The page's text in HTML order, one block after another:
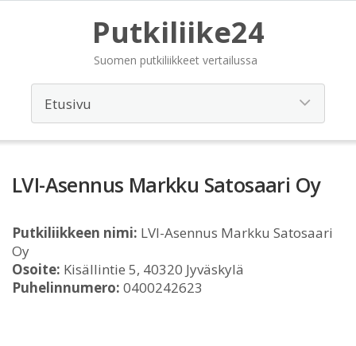
Putkiliike24
Suomen putkiliikkeet vertailussa
LVI-Asennus Markku Satosaari Oy
Putkiliikkeen nimi: LVI-Asennus Markku Satosaari
Oy
Osoite: Kisällintie 5, 40320 Jyväskylä
Puhelinnumero: 0400242623